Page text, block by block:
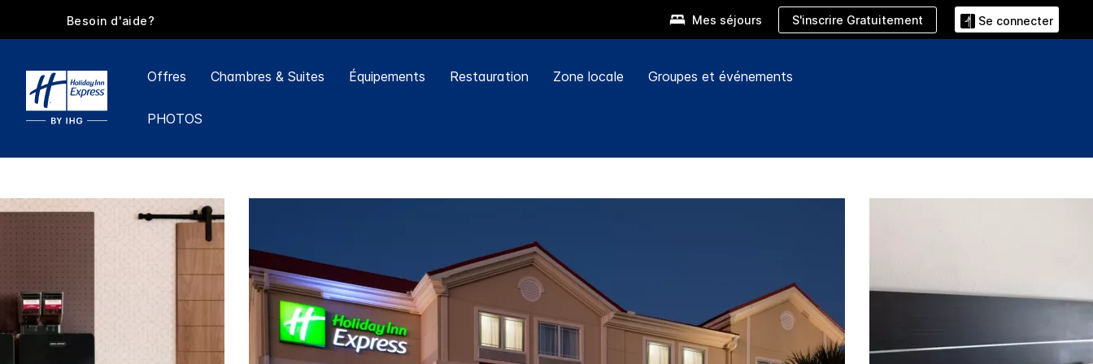
Besoin d'aide? Mes séjours S'inscrire Gratuitement Se connecter
Offres Chambres & Suites Équipements Restauration Zone locale Groupes et événements
PHOTOS